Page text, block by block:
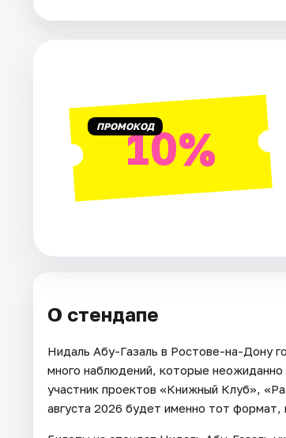
Артисты ПРОМОКОД10%
О стендапе
Нидаль Абу-Газаль в Ростове-на-Дону
много наблюдений, которые
участник проектов «Книжный Клуб»,
августа 2026 будет именно тот